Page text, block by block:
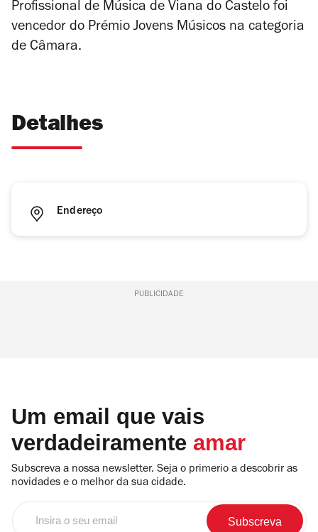
Profissional de Música de Viana do Castelo foi
vencedor do Prémio Jovens Músicos na categoria
de Câmara.
Detalhes
Endereço
PUBLICIDADE
Um email que vais
verdadeiramente amar
Subscreva a nossa newsletter. Seja o primerio a descobrir as
novidades e o melhor da sua cidade.